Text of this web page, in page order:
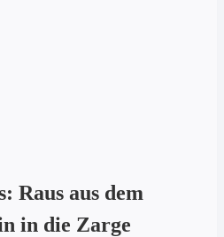
Raus aus dem
in die Zarge